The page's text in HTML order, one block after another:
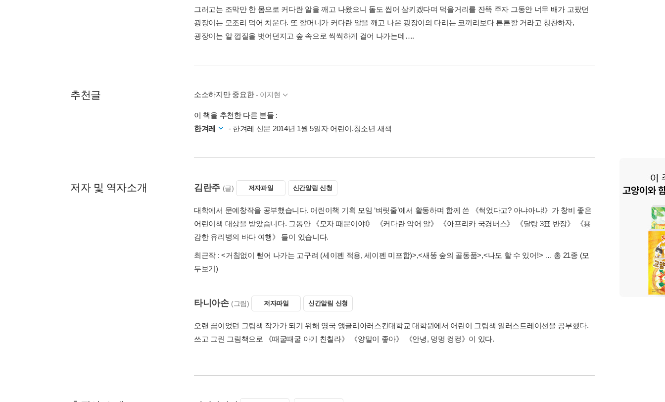
그러고는 조막만 한 몸으로 커다란 알을 깨고 나왔으니 돌도 씹어 삼키겠다며 먹을거리를 잔뜩 주자 그동안 너무 배가 고팠던
굉장이는 모조리 먹어 치운다. 또 할머니가 커다란 알을 깨고 나온 굉장이의 다리는 코끼리보다 튼튼할 거라고 칭찬하자,
굉장이는 알 껍질을 벗어던지고 숲 속으로 씩씩하게 걸어 나가는데….
추천글 소소하지만 중요한- 이지현
이 책을 추천한 다른 분들 :
한겨레
- 한겨레 신문 2014년 1월 5일자 어린이.청소년 새책
저자 및 역자소개 김란주 (글) 저자파일 신간알림 신청
대학에서 문예창작을 공부했습니다. 어린이책 기획 모임 ‘벼릿줄’에서 활동하며 함께 쓴 《썩었다고? 아냐아냐!》가 창비 좋은
어린이책 대상을 받았습니다. 그동안 《모자 때문이야!》 《커다란 악어 알》 《아프리카 국경버스》 《달랑 3표 반장》 《용
감한 유리병의 바다 여행》 들이 있습니다.
최근작 :<거침없이 뻗어 나가는 고구려 (세이펜 적용, 세이펜 미포함)>,<새똥 숲의 골동품>,<나도 할 수 있어!> … 총 21종 (모
두보기)
타니아손 (그림) 저자파일 신간알림 신청
오랜 꿈이었던 그림책 작가가 되기 위해 영국 앵글리아러스킨대학교 대학원에서 어린이 그림책 일러스트레이션을 공부했다.
쓰고 그린 그림책으로 《때굴때굴 아기 친칠라》 《양말이 좋아》 《안녕, 멍멍 컹컹》이 있다.